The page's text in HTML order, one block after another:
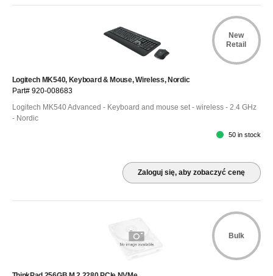
New
Retail
Logitech MK540, Keyboard & Mouse, Wireless, Nordic
Part# 920-008683
Logitech MK540 Advanced - Keyboard and mouse set - wireless - 2.4 GHz
- Nordic
50 in stock
Zaloguj się, aby zobaczyć cenę
Bulk